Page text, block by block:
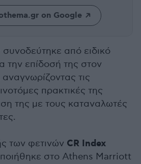
on Google
από ειδικό
την επίδοσή της στον
τις
πρακτικές της
της με τους καταναλωτές
των φετινών CR Index
στο Athens Marriott